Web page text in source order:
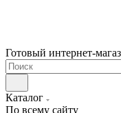
Готовый интернет-
Каталог
По всему сайту